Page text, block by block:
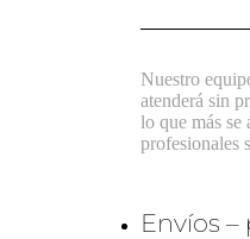
Nuestro
atenderá sin
lo que más se
profesionales
Envíos